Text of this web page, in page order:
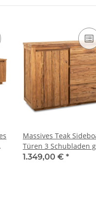
Massives Teak
Türen 3 Schubladen
Altholz 150 cm
1.349,00 € *